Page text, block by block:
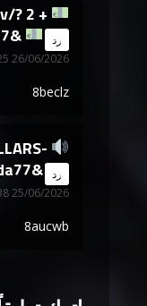
?
says:
26/06/2026 at 19:25
رد
8beclz
says:
25/06/2026 at 11:38
رد
8aucwb